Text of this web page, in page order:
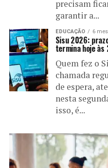
precisam
garantir a...
EDUCAÇÃO 6
Sisu 2026:
termina hoje às
Quem fez o
chamada
de espera,
nesta
isso, é...